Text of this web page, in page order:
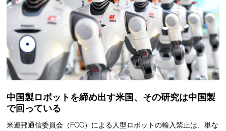
中国製ロボットを締め出す米国、その研究は中国製
で回っている
米連邦通信委員会（FCC）による人型ロボットの輸入禁止は、単な